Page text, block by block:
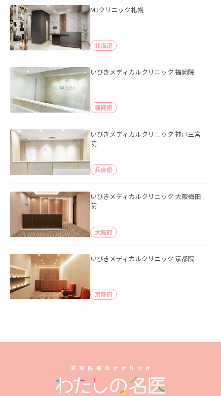
MJクリニック札幌
北海道
いびきメディカルクリニック 福岡院
福岡県
いびきメディカルクリニック 神戸三宮
院
兵庫県
いびきメディカルクリニック 大阪梅田
院
大阪府
いびきメディカルクリニック 京都院
京都府